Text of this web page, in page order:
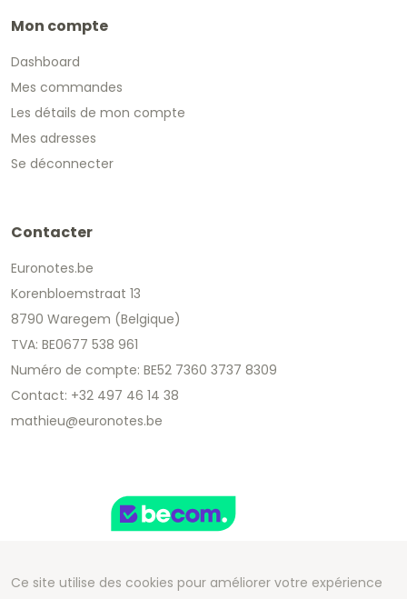
Mon compte
Dashboard
Mes commandes
Les détails de mon compte
Mes adresses
Se déconnecter
Contacter
Euronotes.be
Korenbloemstraat 13
8790 Waregem (Belgique)
TVA: BE0677 538 961
Numéro de compte: BE52 7360 3737 8309
Contact: +32 497 46 14 38
mathieu@euronotes.be
Ce site utilise des cookies pour améliorer votre expérience